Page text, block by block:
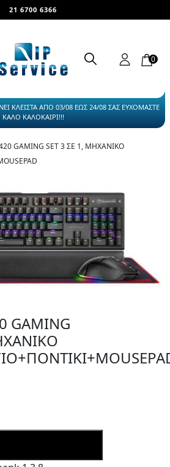
21 6700 6366
0
ΚΛΕΙΣΤΑ ΑΠΟ 03/08 ΕΩΣ 24/08 ΣΑΣ ΕΥΧΟΜΑΣΤΕ
ΚΑΛΟ ΚΑΛΟΚΑΙΡΙ!!!
GAMING SET 3 ΣΕ 1, ΜΗΧΑΝΙΚΟ
GAMING